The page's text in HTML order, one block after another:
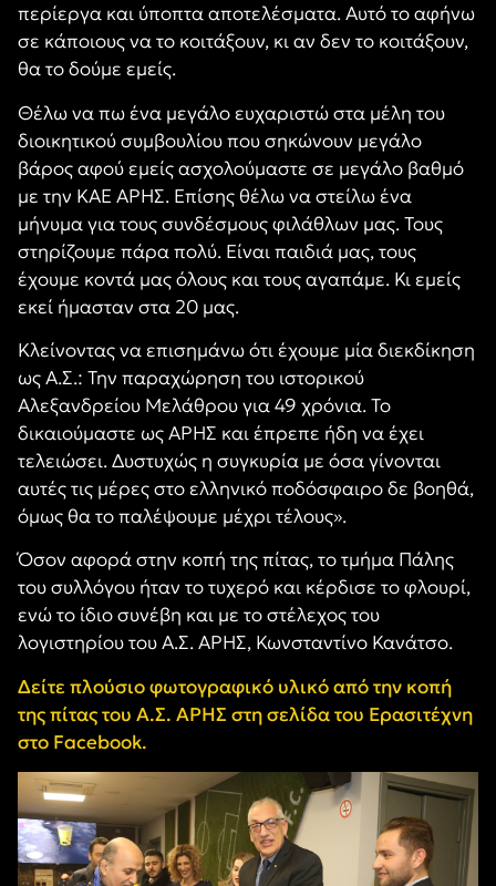
περίεργα και ύποπτα αποτελέσματα. Αυτό το αφήνω
σε κάποιους να το κοιτάξουν, κι αν δεν το κοιτάξουν,
θα το δούμε εμείς.
Θέλω να πω ένα μεγάλο ευχαριστώ στα μέλη του
διοικητικού συμβουλίου που σηκώνουν μεγάλο
βάρος αφού εμείς ασχολούμαστε σε μεγάλο βαθμό
με την ΚΑΕ ΑΡΗΣ. Επίσης θέλω να στείλω ένα
μήνυμα για τους συνδέσμους φιλάθλων μας. Τους
στηρίζουμε πάρα πολύ. Είναι παιδιά μας, τους
έχουμε κοντά μας όλους και τους αγαπάμε. Κι εμείς
εκεί ήμασταν στα 20 μας.
Κλείνοντας να επισημάνω ότι έχουμε μία διεκδίκηση
ως Α.Σ.: Την παραχώρηση του ιστορικού
Αλεξανδρείου Μελάθρου για 49 χρόνια. Το
δικαιούμαστε ως ΑΡΗΣ και έπρεπε ήδη να έχει
τελειώσει. Δυστυχώς η συγκυρία με όσα γίνονται
αυτές τις μέρες στο ελληνικό ποδόσφαιρο δε βοηθά,
όμως θα το παλέψουμε μέχρι τέλους».
Όσον αφορά στην κοπή της πίτας, το τμήμα Πάλης
του συλλόγου ήταν το τυχερό και κέρδισε το φλουρί,
ενώ το ίδιο συνέβη και με το στέλεχος του
λογιστηρίου του Α.Σ. ΑΡΗΣ, Κωνσταντίνο Κανάτσο.
Δείτε πλούσιο φωτογραφικό υλικό από την κοπή
της πίτας του Α.Σ. ΑΡΗΣ στη σελίδα του Ερασιτέχνη
στο Facebook.